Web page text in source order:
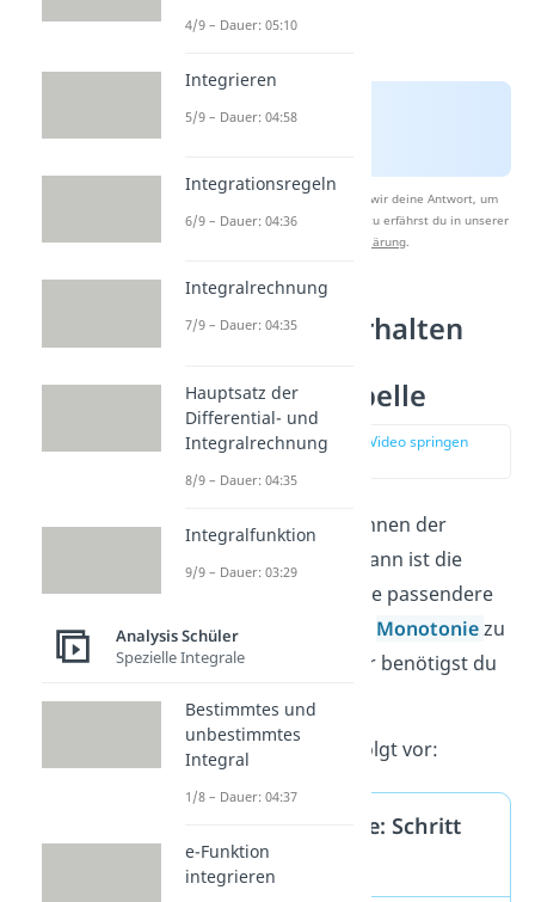
Nach Beantwortung speichern wir deine Antwort, um
Studyflix zu verbessern. Mehr dazu erfährst du in unserer
Datenschutzerklärung.
Monotonieverhalten
Monotonietabelle
zur Stelle im Video springen
Du findest das Berechnen der
Ableitungen lästig? Dann ist die
die passendere
Methode für dich, die Monotoniezu
berechnen! Denn hier benötigst du
nur die 1. Ableitung.
Dafür gehst du wie folgt vor:
Monotonietabelle: Schritt
für Schritt
4/9 – Dauer: 05:10
Integrieren
5/9 – Dauer: 04:58
Integrationsregeln
6/9 – Dauer: 04:36
Integralrechnung
7/9 – Dauer: 04:35
Hauptsatz der
Differential- und
Integralrechnung
8/9 – Dauer: 04:35
Integralfunktion
9/9 – Dauer: 03:29
Analysis Schüler
Spezielle Integrale
Bestimmtes und
unbestimmtes
Integral
1/8 – Dauer: 04:37
e-Funktion
integrieren